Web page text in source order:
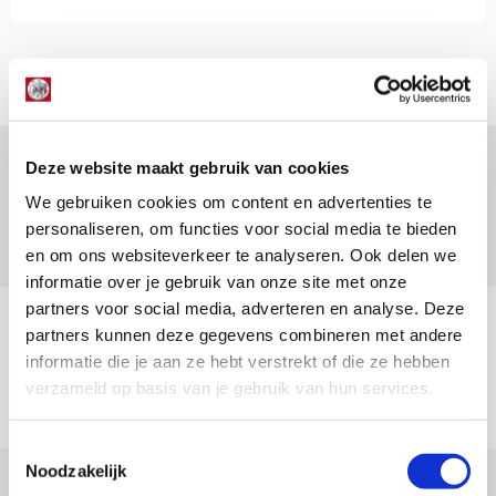
Deze website maakt gebruik van cookies
We gebruiken cookies om content en advertenties te
personaliseren, om functies voor social media te bieden
en om ons websiteverkeer te analyseren. Ook delen we
informatie over je gebruik van onze site met onze
partners voor social media, adverteren en analyse. Deze
partners kunnen deze gegevens combineren met andere
informatie die je aan ze hebt verstrekt of die ze hebben
verzameld op basis van je gebruik van hun services.
Noodzakelijk
Net binnen //
Drie dingen die je moet weten over PEC
Zwolle - Ajax
08 AUGUSTUS 2026 - 12:32
NIEUWS
Míchels elf: met welke formatie begin
jij aan nieuw eredivisieseizoen?
08 AUGUSTUS 2026 - 11:34
Spelen bij Jong Ajax of Ajax 1? Dat